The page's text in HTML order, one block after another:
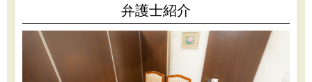
弁護士紹介